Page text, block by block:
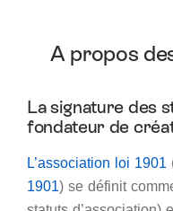
A propos
La signature des
fondateur de
L’association loi 1901
1901) se définit